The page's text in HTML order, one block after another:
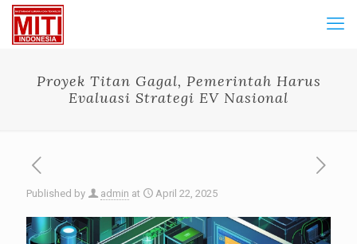
Proyek Titan Gagal, Pemerintah Harus
Evaluasi Strategi EV Nasional
Published by admin at April 22, 2025